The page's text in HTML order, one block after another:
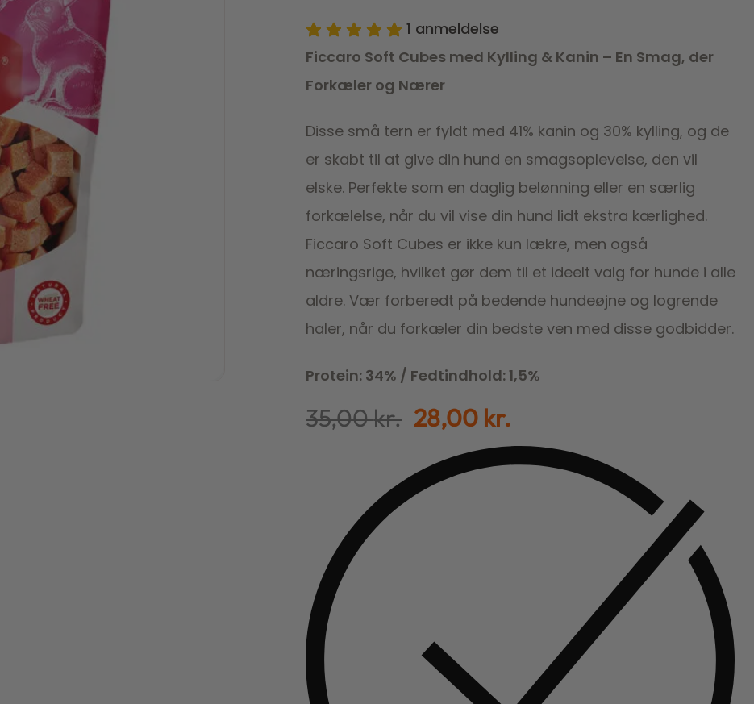
1 anmeldelse
Ficcaro Soft Cubes med Kylling & Kanin – En Smag, der
Forkæler og Nærer
Disse små tern er fyldt med 41% kanin og 30% kylling, og de
er skabt til at give din hund en smagsoplevelse, den vil
elske. Perfekte som en daglig belønning eller en særlig
forkælelse, når du vil vise din hund lidt ekstra kærlighed.
Ficcaro Soft Cubes er ikke kun lækre, men også
næringsrige, hvilket gør dem til et ideelt valg for hunde i alle
aldre. Vær forberedt på bedende hundeøjne og logrende
haler, når du forkæler din bedste ven med disse godbidder.
Protein: 34% / Fedtindhold: 1,5%
35,00kr. 28,00 kr.